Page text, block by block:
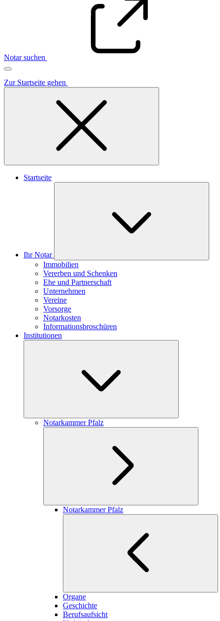
Notar suchen
Zur Startseite gehen
Startseite
Ihr Notar
Immobilien
Vererben und Schenken
Ehe und Partnerschaft
Unternehmen
Vereine
Vorsorge
Notarkosten
Informationsbroschüren
Institutionen
Notarkammer Pfalz
Notarkammer Pfalz
Organe
Geschichte
Berufsaufsicht